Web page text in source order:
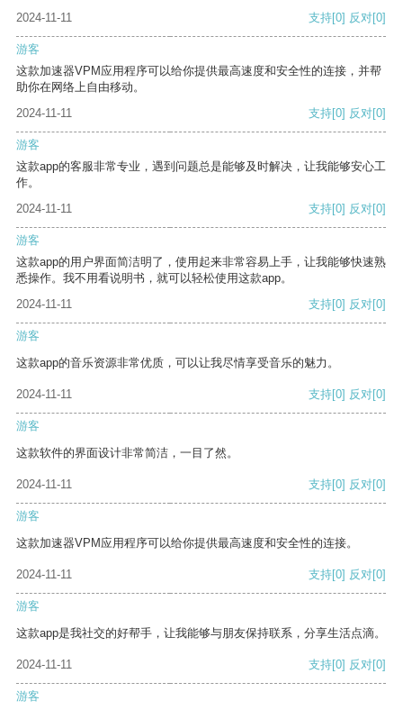
2024-11-11
支持[0] 反对[0]
游客
这款加速器VPM应用程序可以给你提供最高速度和安全性的连接，并帮
助你在网络上自由移动。
2024-11-11
支持[0] 反对[0]
游客
这款app的客服非常专业，遇到问题总是能够及时解决，让我能够安心工
作。
2024-11-11
支持[0] 反对[0]
游客
这款app的用户界面简洁明了，使用起来非常容易上手，让我能够快速熟
悉操作。我不用看说明书，就可以轻松使用这款app。
2024-11-11
支持[0] 反对[0]
游客
这款app的音乐资源非常优质，可以让我尽情享受音乐的魅力。
2024-11-11 支持[0] 反对[0]
游客
这款软件的界面设计非常简洁，一目了然。
2024-11-11 支持[0] 反对[0]
游客
这款加速器VPM应用程序可以给你提供最高速度和安全性的连接。
2024-11-11 支持[0] 反对[0]
游客
这款app是我社交的好帮手，让我能够与朋友保持联系，分享生活点滴。
2024-11-11 支持[0] 反对[0]
游客